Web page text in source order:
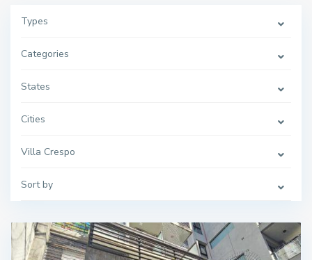
Types
Categories
States
Cities
Villa Crespo
Sort by